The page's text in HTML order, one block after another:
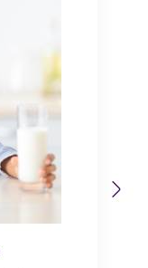
Previous